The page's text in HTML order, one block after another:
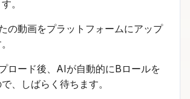
。
の動画をプラットフォームにアップ
ロード後、AIが自動的にBロールを
、しばらく待ちます。